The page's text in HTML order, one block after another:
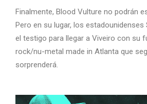
Finalmente, Blood Vulture no podrán
Pero en su lugar, los estadounidenses
el testigo para llegar a Viveiro con su
rock/nu-metal made in Atlanta que
sorprenderá.